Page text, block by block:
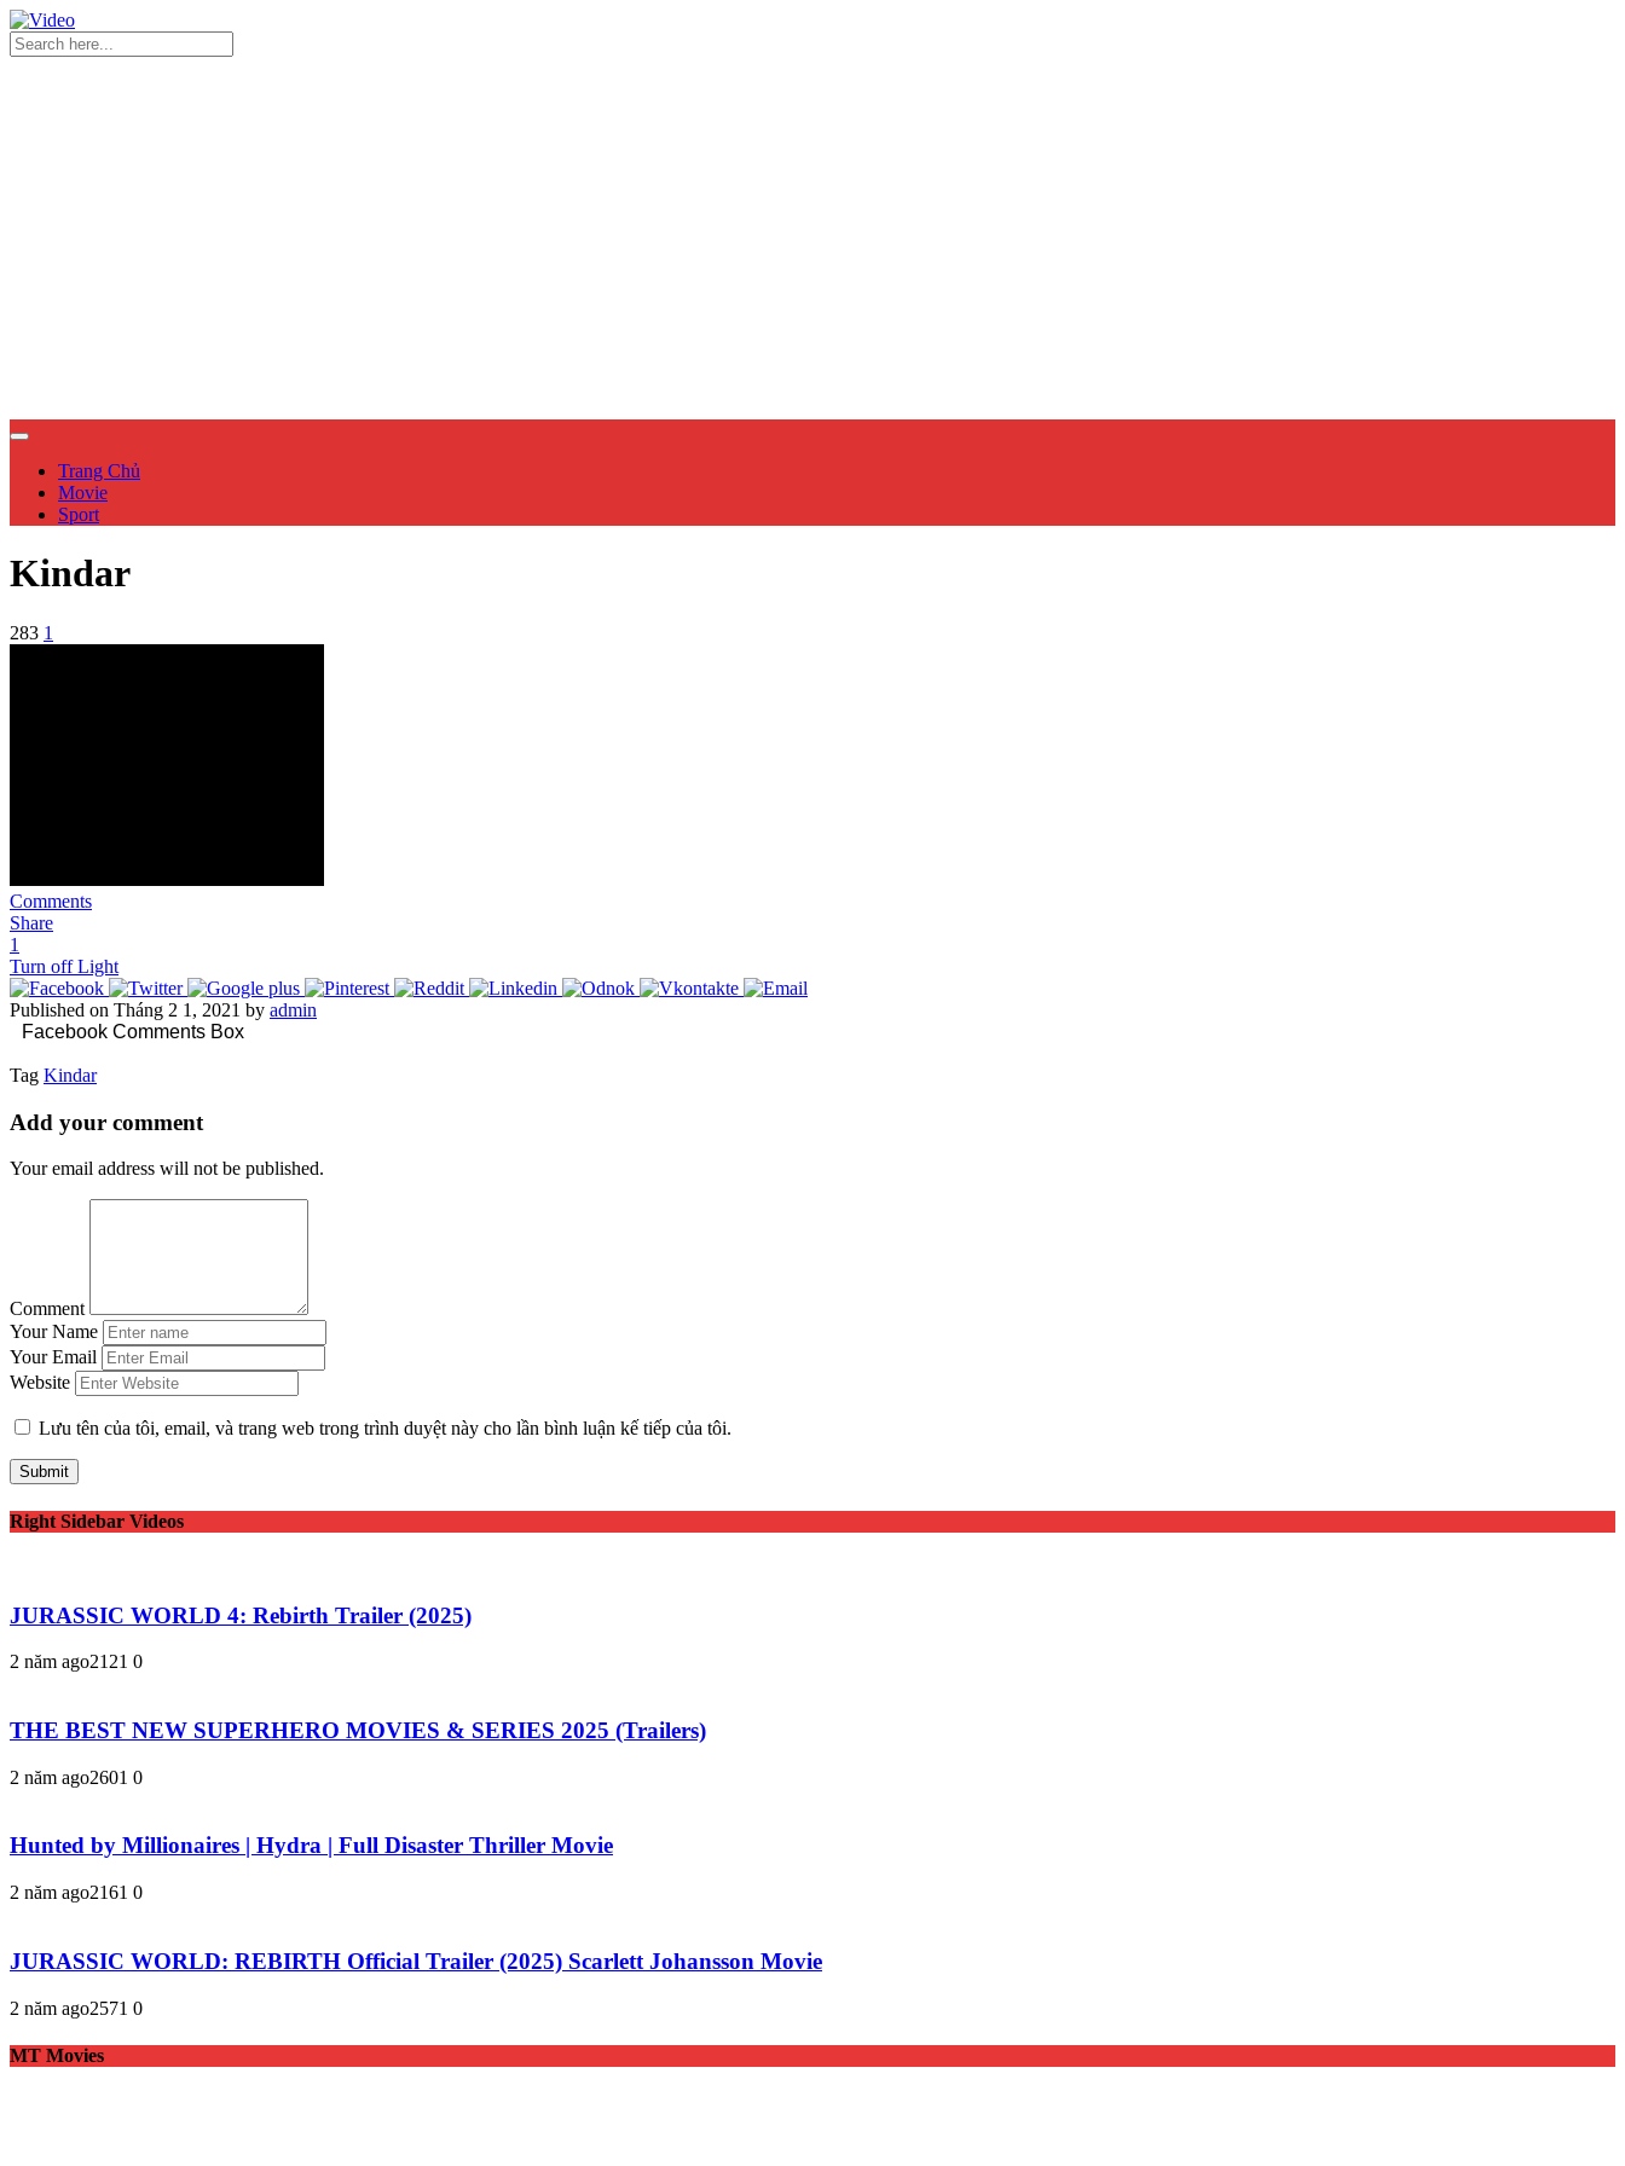
Trang Chủ
Movie
Sport
Kindar
283 1
Comments
Share
1
Turn off Light
Published on Tháng 2 1, 2021 by admin
Facebook Comments Box
Tag Kindar
Add your comment
Your email address will not be published.
Comment
Your Name
Your Email
Website
Lưu tên của tôi, email, và trang web trong trình duyệt này cho lần bình luận kế tiếp của tôi.
Right Sidebar Videos
JURASSIC WORLD 4: Rebirth Trailer (2025)
2 năm ago2121 0
THE BEST NEW SUPERHERO MOVIES & SERIES 2025 (Trailers)
2 năm ago2601 0
Hunted by Millionaires | Hydra | Full Disaster Thriller Movie
2 năm ago2161 0
JURASSIC WORLD: REBIRTH Official Trailer (2025) Scarlett Johansson Movie
2 năm ago2571 0
MT Movies